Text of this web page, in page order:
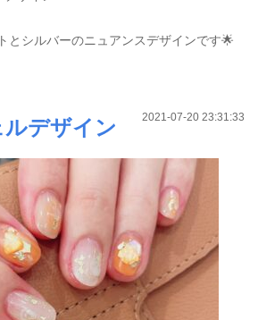
とシルバーのニュアンスデザインです🌟
2021-07-20 23:31:33
デザイン